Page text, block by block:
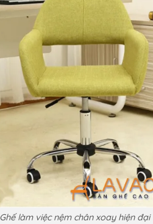
làm việc nệm chân xoay hiện đại